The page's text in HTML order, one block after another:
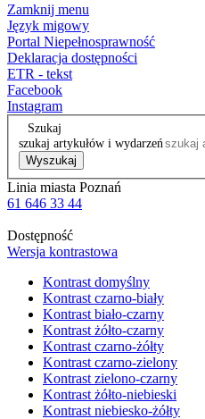
Zamknij menu
Język migowy
Portal Niepełnosprawność
Deklaracja dostępności
ETR - tekst
Facebook
Instagram
Szukaj
szukaj artykułów i wydarzeń
Wyszukaj
Linia miasta Poznań
61 646 33 44
Dostępność
Wersja kontrastowa
Kontrast domyślny
Kontrast czarno-biały
Kontrast biało-czarny
Kontrast żółto-czarny
Kontrast czarno-żółty
Kontrast czarno-zielony
Kontrast zielono-czarny
Kontrast żółto-niebieski
Kontrast niebiesko-żółty